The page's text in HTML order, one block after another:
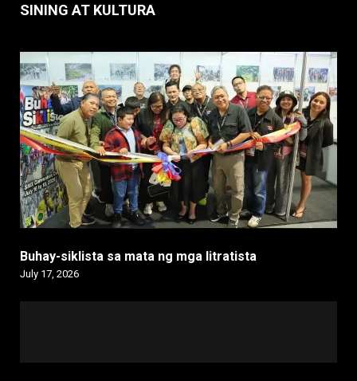
SINING AT KULTURA
Buhay-siklista sa mata ng mga litratista
July 17, 2026